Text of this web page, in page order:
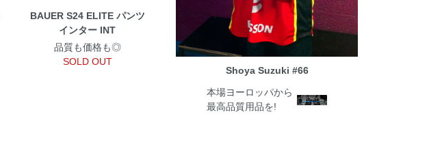
BAUER S24 ELITE パンツ
インター INT
品質も価格も◎
SOLD OUT
Shoya Suzuki #66
本場ヨーロッパから
最高品質用品を!